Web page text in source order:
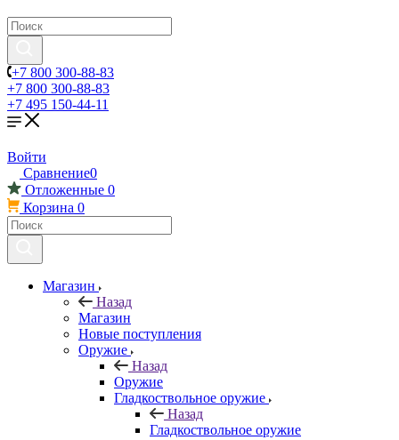
+7 800 300-88-83
+7 800 300-88-83
+7 495 150-44-11
Войти
Сравнение0
Отложенные 0
Корзина 0
Магазин
Назад
Магазин
Новые поступления
Оружие
Назад
Оружие
Гладкоствольное оружие
Назад
Гладкоствольное оружие